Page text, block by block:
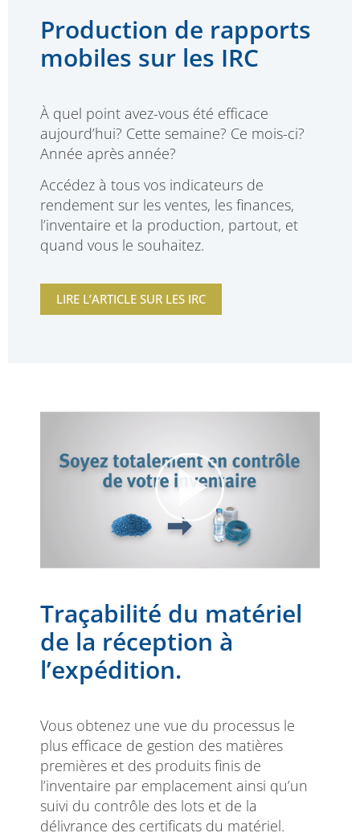
Production de rapports
mobiles sur les IRC
À quel point avez-vous été efficace
aujourd’hui? Cette semaine? Ce mois-ci?
Année après année?
Accédez à tous vos indicateurs de
rendement sur les ventes, les finances,
l’inventaire et la production, partout, et
quand vous le souhaitez.
LIRE L’ARTICLE SUR LES IRC
Traçabilité du matériel
de la réception à
l’expédition.
Vous obtenez une vue du processus le
plus efficace de gestion des matières
premières et des produits finis de
l’inventaire par emplacement ainsi qu’un
suivi du contrôle des lots et de la
délivrance des certificats du matériel.